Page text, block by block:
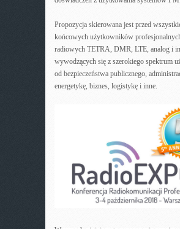
Propozycja skierowana jest przed
końcowych użytkowników
radiowych TETRA, DMR, LTE, analog i
wywodzących się z szerokiego spektrum
od bezpieczeństwa publicznego,
energetykę, biznes, logistykę i inne.